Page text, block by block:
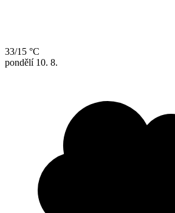
33/15 °C
pondělí 10. 8.